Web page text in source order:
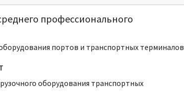
профессионального
портов и транспортных терминалов
оборудования транспортных